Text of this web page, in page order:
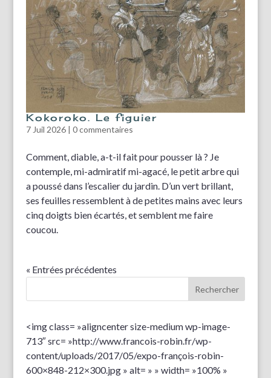
Kokoroko. Le figuier
7 Juil 2026| 0 commentaires
Comment, diable, a-t-il fait pour pousser là ? Je
contemple, mi-admiratif mi-agacé, le petit arbre qui
a poussé dans l’escalier du jardin. D’un vert brillant,
ses feuilles ressemblent à de petites mains avec leurs
cinq doigts bien écartés, et semblent me faire
coucou.
« Entrées précédentes
<img class= »aligncenter size-medium wp-image-
713″ src= »http://www.francois-robin.fr/wp-
content/uploads/2017/05/expo-françois-robin-
600×848-212×300.jpg » alt= » » width= »100% »